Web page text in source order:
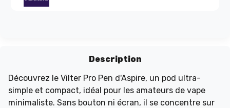
Description
Découvrez le Vilter Pro Pen d'Aspire, un pod ultra-
simple et compact, idéal pour les amateurs de vape
minimaliste. Sans bouton ni écran, il se concentre sur